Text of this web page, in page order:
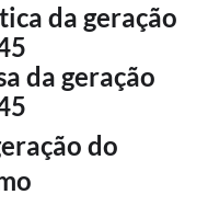
da geração
da geração
do